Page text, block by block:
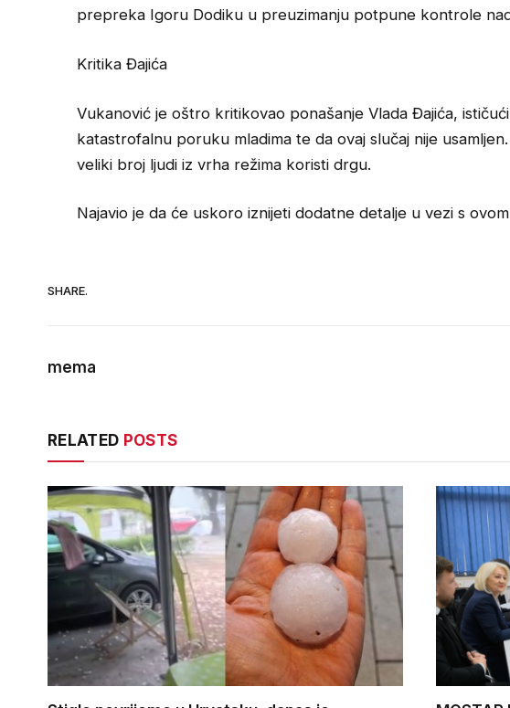
prepreka Igoru Dodiku u preuzimanju potpune kontrole
Kritika Đajića
Vukanović je oštro kritikovao ponašanje Vlada Đajića,
katastrofalnu poruku mladima te da ovaj slučaj nije
veliki broj ljudi iz vrha režima koristi drgu.
Najavio je da će uskoro iznijeti dodatne detalje u vezi s
SHARE.
mema
RELATED POSTS